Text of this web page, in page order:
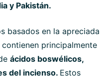
y Pakistán.
basados en la apreciada
principalmente
ácidos boswélicos,
del incienso. Estos